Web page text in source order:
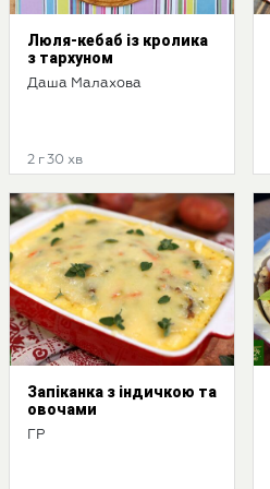
Люля-кебаб із кролика
з тархуном
Даша Малахова
2 г 30 хв
Запіканка з індичкою та
овочами
ГР